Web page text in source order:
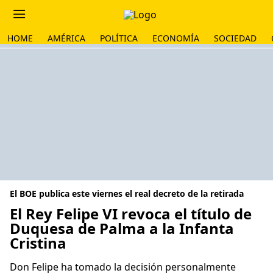
HOME AMÉRICA POLÍTICA ECONOMÍA SOCIEDAD
El BOE publica este viernes el real decreto de la retirada
El Rey Felipe VI revoca el título de
Duquesa de Palma a la Infanta
Cristina
Don Felipe ha tomado la decisión personalmente